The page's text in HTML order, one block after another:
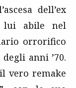
dell’ex
lui abile nel
orrorifico
anni ’70.
vero remake